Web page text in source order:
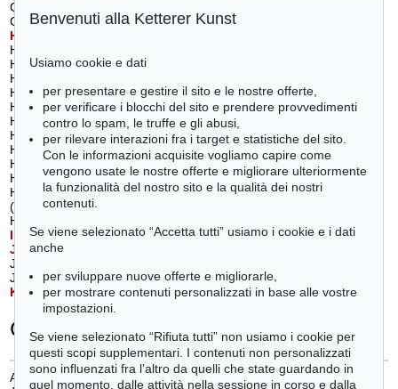
Gursky, Andreas (1)
H
Hartung, Karl (1)
Hausner, Rudolf (1)
Hensel, Ulrich (1)
Hödicke, K. H. (1)
Hoehme, Gerhard (6)
Hoffmann, Arnulf (1)
Holweck, Oskar (1)
Honegger, Gottfried (1)
Hundertwasser, Friedensreich
(1)
I mmendorff, Jörg(1)
J
anssen, Horst
Jochims, Raimer (1)
K
atz, Alex(4)
Uecker, Günther(5)
Uhlmann, Hans (7)
Velickovic, Vladimir
Warhol, Andy(6)
Werner, Theodor (1)
Werthmann, Friederich (1)
Winter, Fritz (8)
Wotruba, Fritz (1)
Zielasco, Robert (1)
Categorie
Arte concettuale/ minimalismo(6)
Benvenuti alla Ketterer Kunst
Usiamo cookie e dati
per presentare e gestire il sito e le nostre offerte,
per verificare i blocchi del sito e prendere provvedimenti
contro lo spam, le truffe e gli abusi,
per rilevare interazioni fra i target e statistiche del sito.
Con le informazioni acquisite vogliamo capire come
vengono usate le nostre offerte e migliorare ulteriormente
la funzionalità del nostro sito e la qualità dei nostri
contenuti.
Se viene selezionato “Accetta tutti” usiamo i cookie e i dati
anche
per sviluppare nuove offerte e migliorarle,
per mostrare contenuti personalizzati in base alle vostre
impostazioni.
Se viene selezionato “Rifiuta tutti” non usiamo i cookie per
questi scopi supplementari. I contenuti non personalizzati
sono influenzati fra l’altro da quelli che state guardando in
quel momento, dalle attività nella sessione in corso e dalla